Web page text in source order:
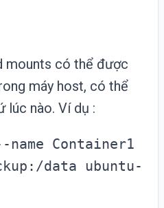
mounts có thể được
máy host, có thể
lúc nào. Ví dụ :
Container1
data ubuntu-